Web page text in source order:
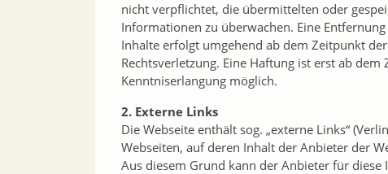
nicht verpflichtet, die übermittelten oder
Informationen zu überwachen. Eine
Inhalte erfolgt umgehend ab dem Zeitpunkt
Rechtsverletzung. Eine Haftung ist erst ab dem
Kenntniserlangung möglich.
2. Externe Links
Die Webseite enthält sog. „externe Links“
Webseiten, auf deren Inhalt der Anbieter der
Aus diesem Grund kann der Anbieter für diese